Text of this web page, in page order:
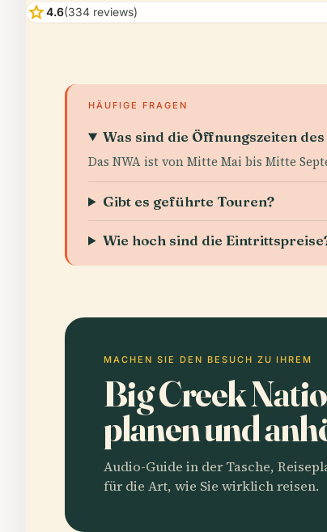
star4.6(334 reviews)
HÄUFIGE FRAGEN
Was sind die Öffnungszeiten
Das NWA ist von Mitte Mai bis Mitte
Gibt es geführte Touren?
Wie hoch sind die
MACHEN SIE DEN BESUCH ZU IHREM
Big Creek
planen und
Audio-Guide in der Tasche,
für die Art, wie Sie wirklich reisen.